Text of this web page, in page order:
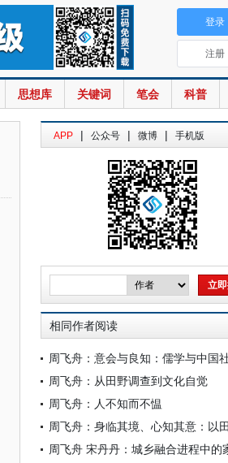
思想库 关键词 笔会 科普
登录
注册
APP | 公众号 | 微博 | 手机版
相同作者阅读
周飞舟：从田野调查到文化自觉
周飞舟：人不知而不愠